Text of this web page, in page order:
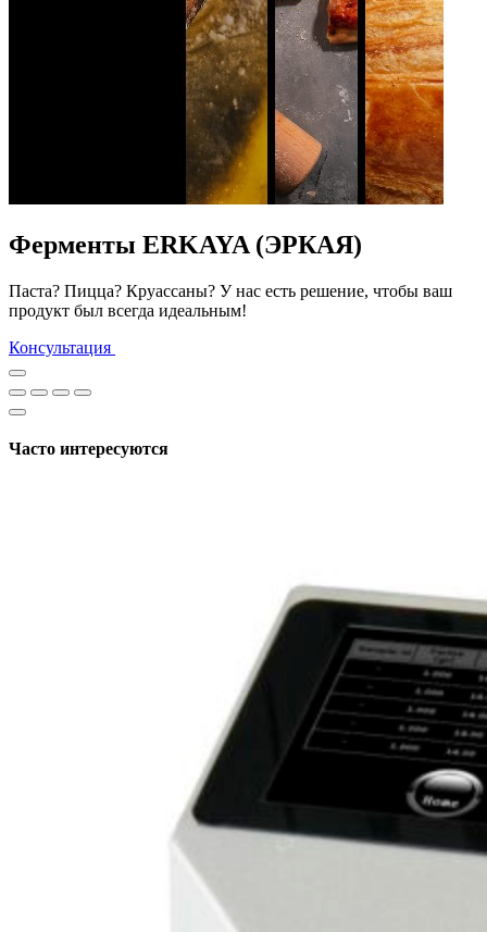
Ферменты ERKAYA (ЭРКАЯ)
Паста? Пицца? Круассаны? У нас есть решение, чтобы ваш
продукт был всегда идеальным!
Консультация
Часто интересуются